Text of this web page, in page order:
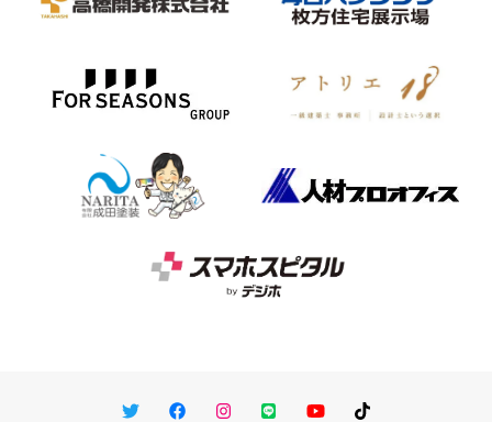
TwitterFacebookInstagram
LINE You TubeTikTok